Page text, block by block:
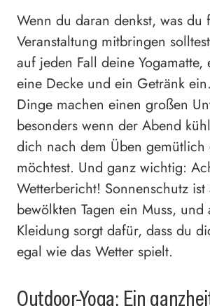
Wenn du daran denkst, was du
Veranstaltung mitbringen
auf jeden Fall deine Yogamatte,
eine Decke und ein Getränk
Dinge machen einen großen
besonders wenn der Abend
dich nach dem Üben gemütlich
möchtest. Und ganz wichtig:
Wetterbericht! Sonnenschutz ist
bewölkten Tagen ein Muss, und
Kleidung sorgt dafür, dass du
egal wie das Wetter spielt.
Outdoor-Yoga: Ein